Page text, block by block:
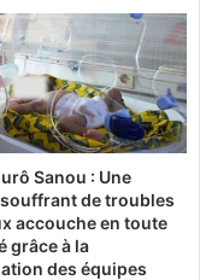
Sanou : Une
de troubles
accouche en toute
grâce à la
des équipes